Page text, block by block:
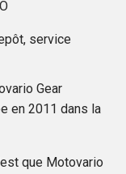
service
Gear
en 2011 dans la
que Motovario